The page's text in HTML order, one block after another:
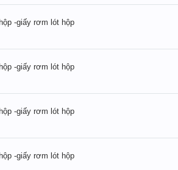
-giấy rơm lót hộp
-giấy rơm lót hộp
-giấy rơm lót hộp
-giấy rơm lót hộp